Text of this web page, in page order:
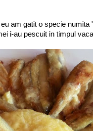
am gatit o specie numita
i-au pescuit in timpul